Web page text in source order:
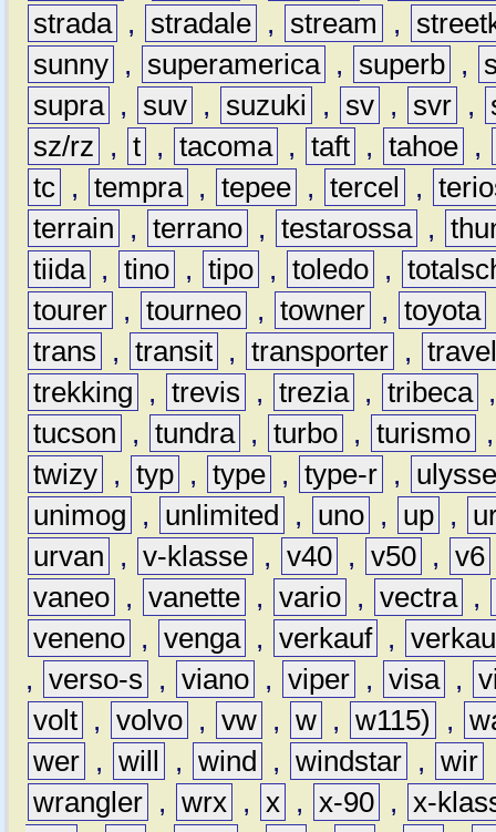
strada , stradale , stream ,
sunny , superamerica , superb ,
supra , suv , suzuki , sv , svr ,
sz/rz
, t , tacoma , taft , tahoe ,
tc , tempra , tepee , tercel ,
terrain
, terrano , testarossa ,
tiida , tino , tipo , toledo ,
tourer , tourneo , towner , toyota
trans
, transit , transporter ,
trekking
, trevis , trezia , tribeca
tucson
, tundra , turbo , turismo
twizy , typ , type , type-r ,
unimog
, unlimited , uno , up ,
urvan
, v-klasse , v40 , v50 , v6
vaneo , vanette , vario , vectra ,
veneno , venga , verkauf ,
, verso-s , viano , viper , visa ,
volt , volvo , vw , w , w115) ,
wer , will , wind , windstar , wir
wrangler , wrx , x , x-90 , x-